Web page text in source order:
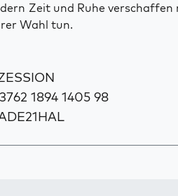
Zeit und Ruhe verschaffen
Wahl tun.
1894 1405 98